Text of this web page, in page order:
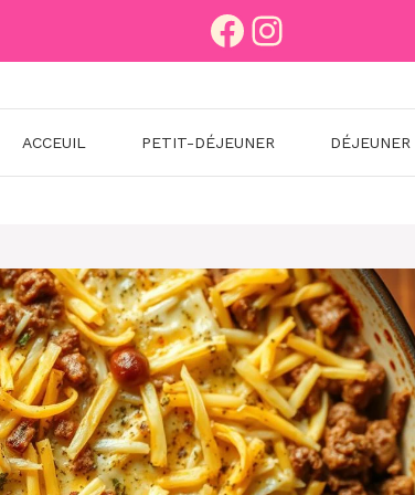
Facebook
Instagram
ACCEUIL PETIT-DÉJEUNER DÉJEUNER